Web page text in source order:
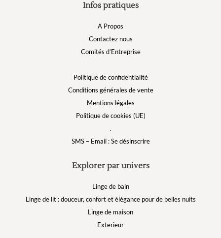
page
produit
Infos pratiques
A Propos
Contactez nous
Comités d’Entreprise
Politique de confidentialité
Conditions générales de vente
Mentions légales
Politique de cookies (UE)
.
SMS – Email : Se désinscrire
Explorer par univers
Linge de bain
Linge de lit : douceur, confort et élégance pour de belles nuits
Linge de maison
Exterieur